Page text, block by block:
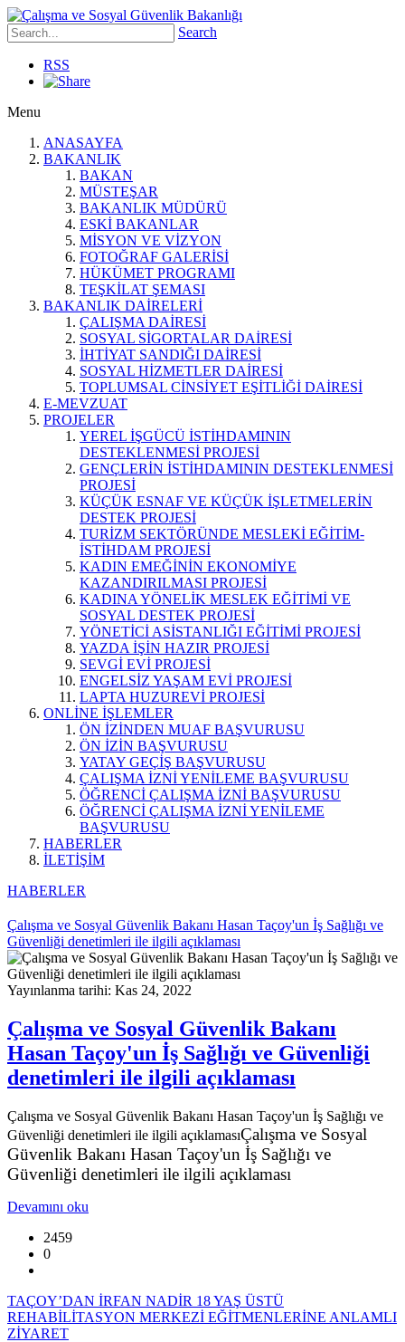
Search
RSS
Menu
ANASAYFA
BAKANLIK
BAKAN
MÜSTEŞAR
BAKANLIK MÜDÜRÜ
ESKİ BAKANLAR
MİSYON VE VİZYON
FOTOĞRAF GALERİSİ
HÜKÜMET PROGRAMI
TEŞKİLAT ŞEMASI
BAKANLIK DAİRELERİ
ÇALIŞMA DAİRESİ
SOSYAL SİGORTALAR DAİRESİ
İHTİYAT SANDIĞI DAİRESİ
SOSYAL HİZMETLER DAİRESİ
TOPLUMSAL CİNSİYET EŞİTLİĞİ DAİRESİ
E-MEVZUAT
PROJELER
YEREL İŞGÜCÜ İSTİHDAMININ
DESTEKLENMESİ PROJESİ
GENÇLERİN İSTİHDAMININ DESTEKLENMESİ
PROJESİ
KÜÇÜK ESNAF VE KÜÇÜK İŞLETMELERİN
DESTEK PROJESİ
TURİZM SEKTÖRÜNDE MESLEKİ EĞİTİM-
İSTİHDAM PROJESİ
KADIN EMEĞİNİN EKONOMİYE
KAZANDIRILMASI PROJESİ
KADINA YÖNELİK MESLEK EĞİTİMİ VE
SOSYAL DESTEK PROJESİ
YÖNETİCİ ASİSTANLIĞI EĞİTİMİ PROJESİ
YAZDA İŞİN HAZIR PROJESİ
SEVGİ EVİ PROJESİ
ENGELSİZ YAŞAM EVİ PROJESİ
LAPTA HUZUREVİ PROJESİ
ONLİNE İŞLEMLER
ÖN İZİNDEN MUAF BAŞVURUSU
ÖN İZİN BAŞVURUSU
YATAY GEÇİŞ BAŞVURUSU
ÇALIŞMA İZNİ YENİLEME BAŞVURUSU
ÖĞRENCİ ÇALIŞMA İZNİ BAŞVURUSU
ÖĞRENCİ ÇALIŞMA İZNİ YENİLEME
BAŞVURUSU
HABERLER
İLETİŞİM
HABERLER
Çalışma ve Sosyal Güvenlik Bakanı Hasan Taçoy'un İş Sağlığı ve
Güvenliği denetimleri ile ilgili açıklaması
Yayınlanma tarihi: Kas 24, 2022
Çalışma ve Sosyal Güvenlik Bakanı
Hasan Taçoy'un İş Sağlığı ve Güvenliği
denetimleri ile ilgili açıklaması
Çalışma ve Sosyal Güvenlik Bakanı Hasan Taçoy'un İş Sağlığı ve
Güvenliği denetimleri ile ilgili açıklamasıÇalışma ve Sosyal
Güvenlik Bakanı Hasan Taçoy'un İş Sağlığı ve
Güvenliği denetimleri ile ilgili açıklaması
Devamını oku
2459
0
TAÇOY’DAN İRFAN NADİR 18 YAŞ ÜSTÜ
REHABİLİTASYON MERKEZİ EĞİTMENLERİNE ANLAMLI
ZİYARET